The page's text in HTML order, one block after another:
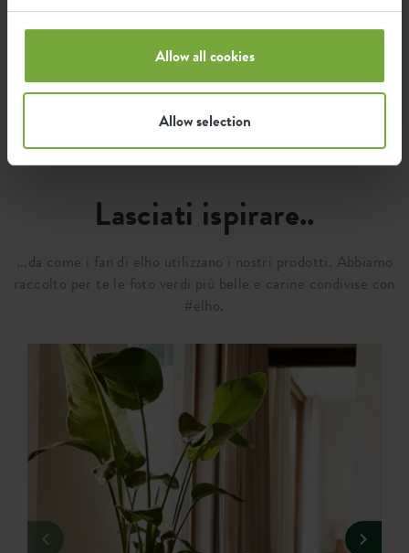
Allow all cookies
Allow selection
Lasciati ispirare..
...da come i fan di elho utilizzano i nostri prodotti. Abbiamo
raccolto per te le foto verdi più belle e carine condivise con
#elho.